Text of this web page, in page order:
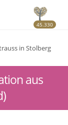
45.330
in Stolberg
aus